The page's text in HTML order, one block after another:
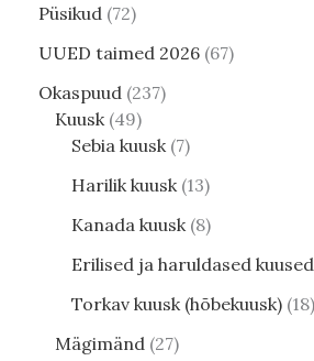
Püsikud 72
UUED taimed 2026 67
Okaspuud 237
Kuusk 49
Sebia kuusk 7
Harilik kuusk 13
Kanada kuusk 8
Erilised ja haruldased kuused
Torkav kuusk (hõbekuusk) 18
Mägimänd 27